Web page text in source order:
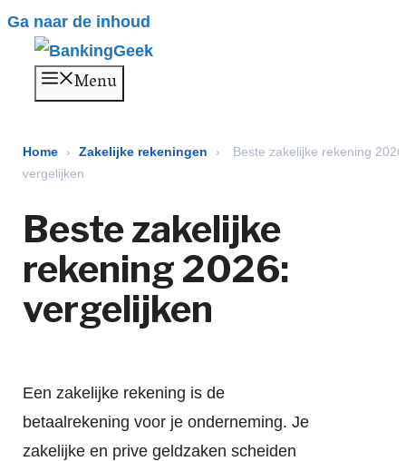
Ga naar de inhoud
Menu
Home › Zakelijke rekeningen ›
Beste zakelijke rekening
vergelijken
Beste zakelijke
rekening 2026:
vergelijken
Een zakelijke rekening is de
betaalrekening voor je onderneming. Je
zakelijke en prive geldzaken scheiden